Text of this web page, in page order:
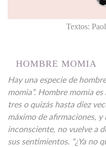
Textos:
HOMBRE MOMIA
Hay una especie de
momia”. Hombre momia
tres o quizás hasta diez
máximo de afirmaciones,
inconsciente, no vuelve a
sus sentimientos. “¿Ya no